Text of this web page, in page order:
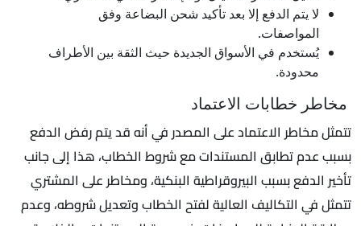
لا يتم الدفع إلا بعد تأكيد شحن البضاعة وفق
المواصفات.
يُستخدم في الأسواق الجديدة حيث الثقة بين الأطراف
محدودة.
مخاطر خطابات الاعتماد
تتمثل مخاطر الاعتماد على المصدر في أنه قد يتم رفض الدفع
بسبب عدم تطابق المستندات مع شروط الخطاب، هذا إلى جانب
تأخير الدفع بسبب البيروقراطية البنكية، ومخاطر على المشتري
تتمثل في التكاليف العالية لفتح الخطاب وتعديل شروطه، وعدم